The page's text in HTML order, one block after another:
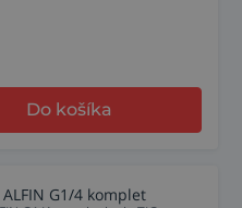
Do košíka
G1/4 komplet